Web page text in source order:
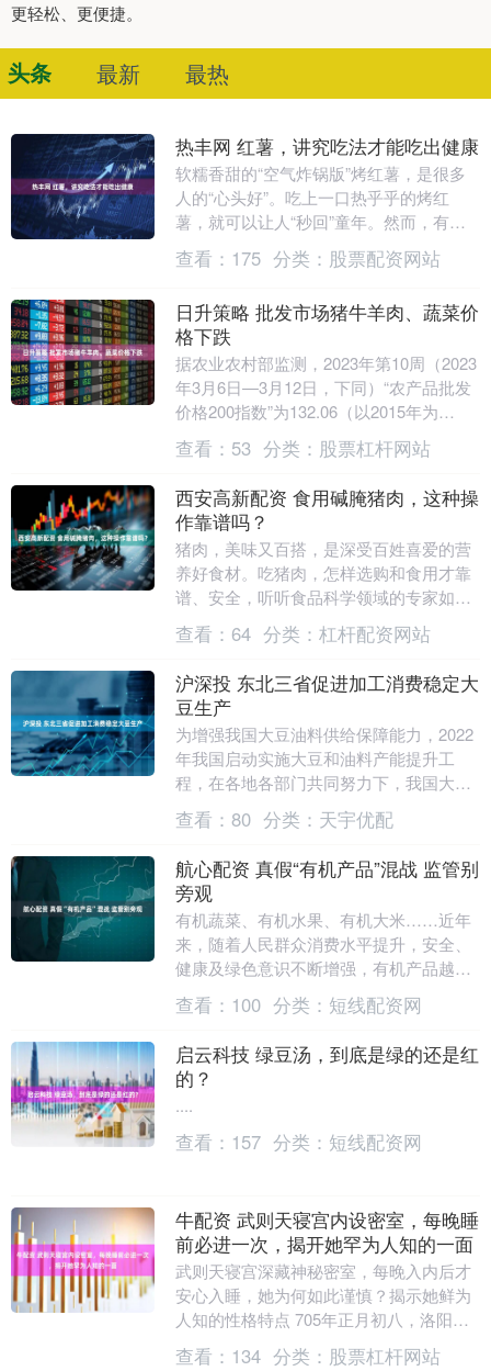
更轻松、更便捷。
头条 最新 最热
热丰网 红薯，讲究吃法才能吃出健康
软糯香甜的“空气炸锅版”烤红薯，是很多
人的“心头好”。吃上一口热乎乎的烤红
薯，就可以让人“秒回”童年。然而，有人
说红薯是有超级抗癌功能的健康食品，也
有人说红薯含....
查看： 175 分类： 股票配资网站
日升策略 批发市场猪牛羊肉、蔬菜价
格下跌
据农业农村部监测，2023年第10周（2023
年3月6日—3月12日，下同）“农产品批发
价格200指数”为132.06（以2015年为
100），比前一周下降0.....
查看： 53 分类： 股票杠杆网站
西安高新配资 食用碱腌猪肉，这种操
作靠谱吗？
猪肉，美味又百搭，是深受百姓喜爱的营
养好食材。吃猪肉，怎样选购和食用才靠
谱、安全，听听食品科学领域的专家如何
说。 选购两前提：场所正规 检疫合格 买
猪肉，人们最....
查看： 64 分类： 杠杆配资网站
沪深投 东北三省促进加工消费稳定大
豆生产
为增强我国大豆油料供给保障能力，2022
年我国启动实施大豆和油料产能提升工
程，在各地各部门共同努力下，我国大豆
扩种取得良好成效，实现面积、产量、自
给率“三增”。....
查看： 80 分类： 天宇优配
航心配资 真假“有机产品”混战 监管别
旁观
有机蔬菜、有机水果、有机大米……近年
来，随着人民群众消费水平提升，安全、
健康及绿色意识不断增强，有机产品越来
越受到公众喜爱，然而，身边带有“有
机”字样的产品是否....
查看： 100 分类： 短线配资网
启云科技 绿豆汤，到底是绿的还是红
的？
....
查看： 157 分类： 短线配资网
牛配资 武则天寝宫内设密室，每晚睡
前必进一次，揭开她罕为人知的一面
武则天寝宫深藏神秘密室，每晚入内后才
安心入睡，她为何如此谨慎？揭示她鲜为
人知的性格特点 705年正月初八，洛阳宫
城霜风凛冽，武则天病榻在侧，几名宦官
查看： 134 分类： 股票杠杆网站